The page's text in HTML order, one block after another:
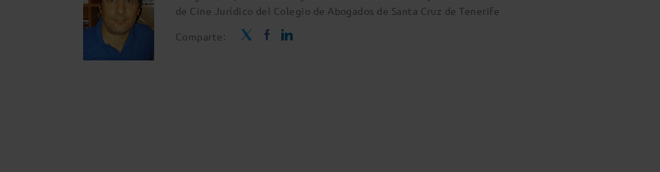
de Cine Jurídico del Colegio de Abogados de Santa Cruz de Tenerife
Comparte: